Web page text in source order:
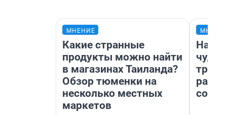
МНЕНИЕ
Какие странные
продукты можно найти
в магазинах Таиланда?
Обзор тюменки на
несколько местных
маркетов